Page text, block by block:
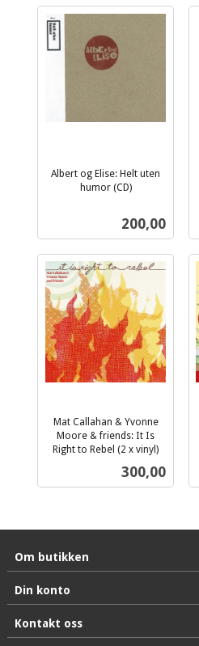
Albert og Elise: Helt uten
humor (CD)
Pris
200,00
Mat Callahan & Yvonne
Moore & friends: It Is
Right to Rebel (2 x vinyl)
Pris
300,00
Om butikken
Din konto
Kontakt oss